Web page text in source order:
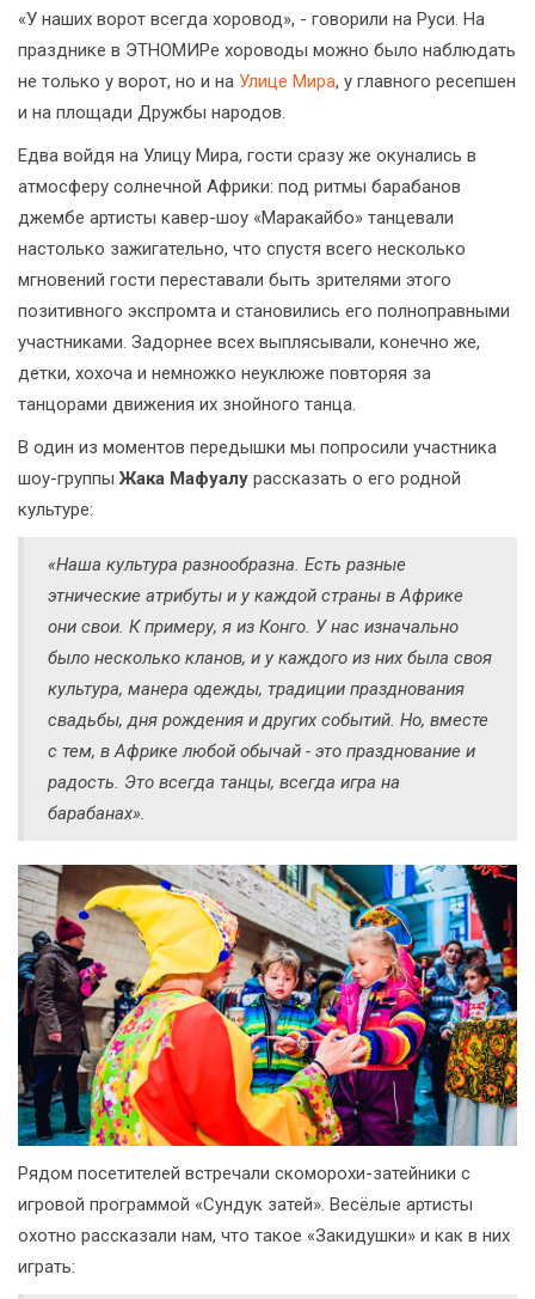
«У наших ворот всегда хоровод», - говорили на Руси. На
празднике в ЭТНОМИРе хороводы можно было наблюдать
не только у ворот, но и на Улице Мира, у главного ресепшен
и на площади Дружбы народов.
Едва войдя на Улицу Мира, гости сразу же окунались в
атмосферу солнечной Африки: под ритмы барабанов
джембе артисты кавер-шоу «Маракайбо» танцевали
настолько зажигательно, что спустя всего несколько
мгновений гости переставали быть зрителями этого
позитивного экспромта и становились его полноправными
участниками. Задорнее всех выплясывали, конечно же,
детки, хохоча и немножко неуклюже повторяя за
танцорами движения их знойного танца.
В один из моментов передышки мы попросили участника
шоу-группы Жака Мафуалу рассказать о его родной
культуре:
«Наша культура разнообразна. Есть разные
этнические атрибуты и у каждой страны в Африке
они свои. К примеру, я из Конго. У нас изначально
было несколько кланов, и у каждого из них была своя
культура, манера одежды, традиции празднования
свадьбы, дня рождения и других событий. Но, вместе
с тем, в Африке любой обычай - это празднование и
радость. Это всегда танцы, всегда игра на
барабанах».
Рядом посетителей встречали скоморохи-затейники с
игровой программой «Сундук затей». Весёлые артисты
охотно рассказали нам, что такое «Закидушки» и как в них
играть: